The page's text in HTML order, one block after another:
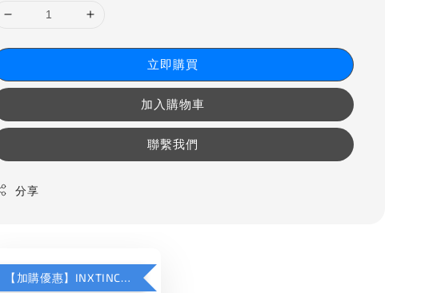
立即購買
加入購物車
聯繫我們
分享
【加購優惠】INXTINCT 運動款鞋墊